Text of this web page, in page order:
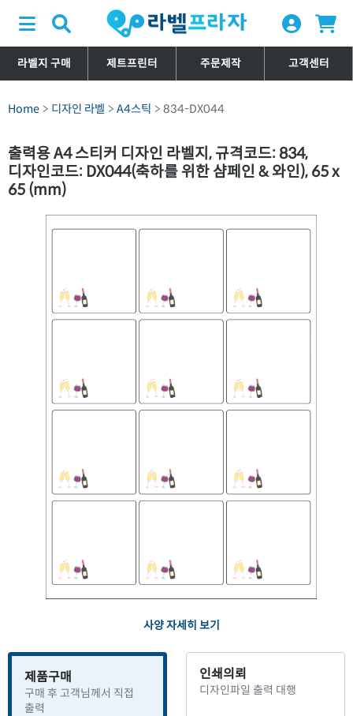
라벨지 구매 제트프린터 주문제작 고객센터
Home 디자인 라벨 A4스틱 834-DX044
출력용 A4 스티커 디자인 라벨지, 규격코드: 834,
디자인코드: DX044(축하를 위한 샴페인 & 와인), 65 x
65 (mm)
사양 자세히 보기
제품구매
구매 후 고객님께서 직접
출력
인쇄의뢰
디자인파일 출력 대행